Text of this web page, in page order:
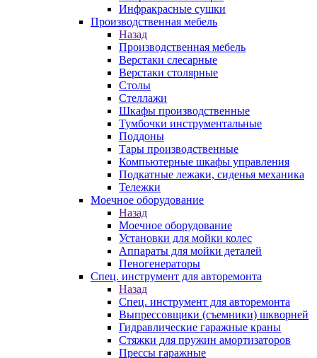
Инфракрасные сушки
Производственная мебель
Назад
Производственная мебель
Верстаки слесарные
Верстаки столярные
Столы
Стеллажи
Шкафы производственные
Тумбочки инструментальные
Поддоны
Тары производственные
Компьютерные шкафы управления
Подкатные лежаки, сиденья механика
Тележки
Моечное оборудование
Назад
Моечное оборудование
Установки для мойки колес
Аппараты для мойки деталей
Пеногенераторы
Спец. инструмент для авторемонта
Назад
Спец. инструмент для авторемонта
Выпрессовщики (съемники) шкворней
Гидравлические гаражные краны
Стяжки для пружин амортизаторов
Прессы гаражные